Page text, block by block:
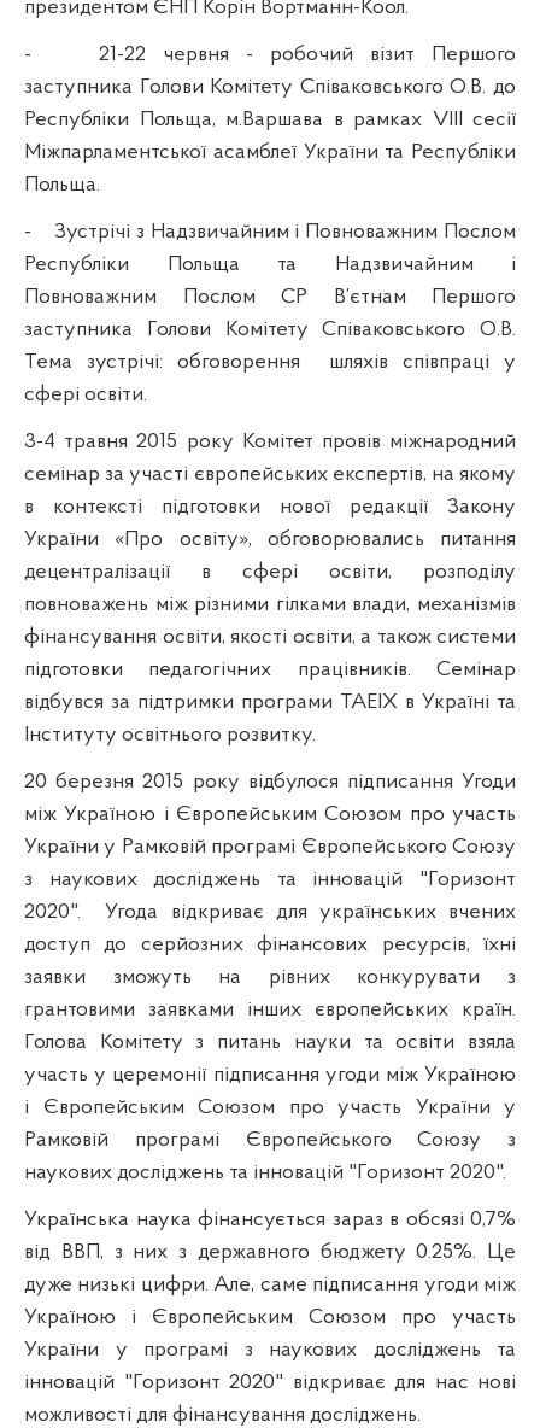
президентом ЄНП Корін Вортманн-Коол.
-
21-22 червня - робочий візит Першого
заступника Голови Комітету Співаковського О.В. до
Республіки Польща, м.Варшава в рамках VIII сесії
Міжпарламентської асамблеї України та Республіки
Польща.
-
Зустрічі з Надзвичайним і Повноважним Послом
Республіки Польща та Надзвичайним і
Повноважним Послом СР В’єтнам Першого
заступника Голови Комітету Співаковського О.В.
Тема зустрічі: обговорення
шляхів співпраці у
сфері освіти.
3-4 травня 2015 року Комітет провів міжнародний
семінар за участі європейських експертів, на якому
в контексті підготовки нової редакції Закону
України «Про освіту», обговорювались питання
децентралізації в сфері освіти, розподілу
повноважень між різними гілками влади, механізмів
фінансування освіти, якості освіти, а також системи
підготовки педагогічних працівників. Семінар
відбувся за підтримки програми TAEIX в Україні та
Інституту освітнього розвитку.
20 березня 2015 року відбулося підписання Угоди
між Україною і Європейським Союзом про участь
України у Рамковій програмі Європейського Союзу
з наукових досліджень та інновацій "Горизонт
2020".
Угода відкриває для українських вчених
доступ до серйозних фінансових ресурсів, їхні
заявки зможуть на рівних конкурувати з
грантовими заявками інших європейських країн.
Голова Комітету з питань науки та освіти взяла
участь у церемонії підписання угоди між Україною
і Європейським Союзом про участь України у
Рамковій програмі Європейського Союзу з
наукових досліджень та інновацій "Горизонт 2020".
Українська наука фінансується зараз в обсязі 0,7%
від ВВП, з них з державного бюджету 0.25%. Це
дуже низькі цифри. Але, саме підписання угоди між
Україною і Європейським Союзом про участь
України у програмі з наукових досліджень та
інновацій "Горизонт 2020" відкриває для нас нові
можливості для фінансування досліджень.